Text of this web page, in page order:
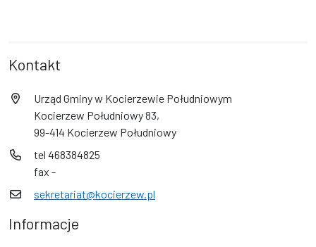
Kontakt
Urząd Gminy w Kocierzewie Południowym
Kocierzew Południowy 83,
99-414 Kocierzew Południowy
tel 468384825
fax -
sekretariat@kocierzew.pl
Informacje